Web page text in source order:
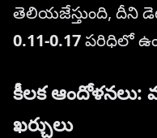
తెలియజేస్తుంది, దీని
0.11-0.17పరిధిలో
కీలక ఆందోళనలు:
ఖర్చులు